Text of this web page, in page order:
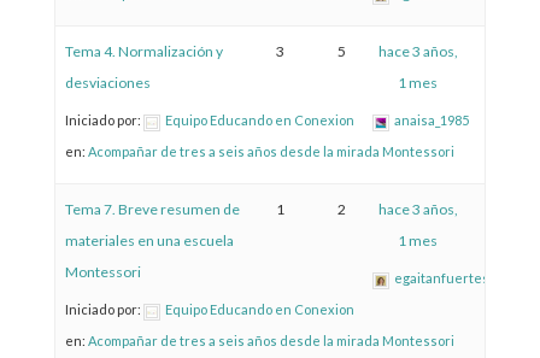
Tema 4. Normalización y
desviaciones
Iniciado por:
Equipo Educando en Conexion
en: Acompañar de tres a seis años desde la mirada Montessori
3 5
hace 3 años,
1 mes
anaisa_1985
Tema 7. Breve resumen de
materiales en una escuela
Montessori
Iniciado por:
Equipo Educando en Conexion
en: Acompañar de tres a seis años desde la mirada Montessori
1 2
hace 3 años,
1 mes
egaitanfuertes